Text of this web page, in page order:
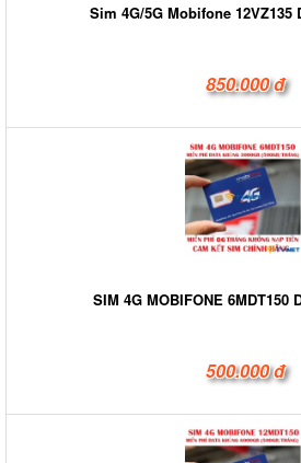
Sim 4G/5G Mobifone 12VZ135
850.000 đ
SIM 4G MOBIFONE 6MDT150
500.000 đ